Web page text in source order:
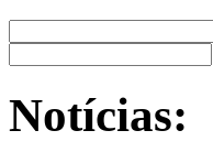
Notícias: